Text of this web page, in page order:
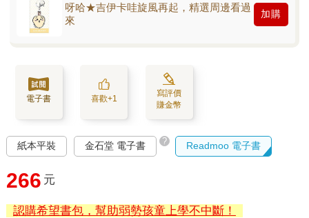
呀哈★吉伊卡哇旋風再起，精選周邊看過
來
加購
電子書 喜歡+1
寫評價
賺金幣
紙本平裝 金石堂 電子書 ? Readmoo 電子書
266 元
認購希望書包，幫助弱勢孩童上學不中斷！